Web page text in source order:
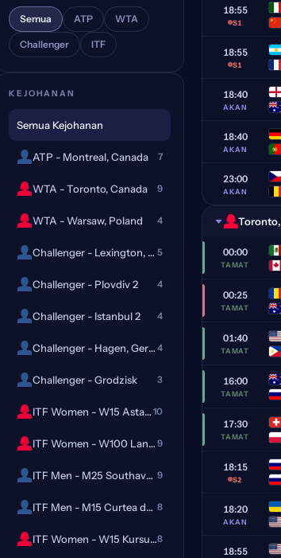
Semua ATP WTA
Challenger ITF
KEJOHANAN
Semua Kejohanan
ATP - Montreal, Canada 7
WTA - Toronto, Canada 9
WTA - Warsaw, Poland 4
Challenger - Lexington, USA 5
Challenger - Plovdiv 2 4
Challenger - Istanbul 2 4
Challenger - Hagen, Germany 4
Challenger - Grodzisk 3
ITF Women - W15 Astana 10
ITF Women - W100 Landisville 9
ITF Men - M25 Southaven, MS 9
ITF Men - M15 Curtea de Arges 8
ITF Women - W15 Kursumlijska8
18:55
S1
18:55
S1
18:40
AKAN
18:40
AKAN
23:00
AKAN
00:00
TAMAT
00:25
TAMAT
01:40
TAMAT
16:00
TAMAT
17:30
TAMAT
18:15
S2
18:20
AKAN
18:55